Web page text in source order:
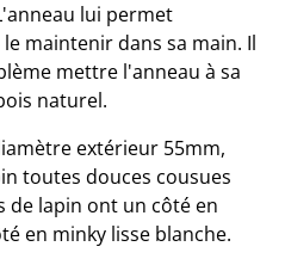
lui permet
maintenir dans sa main. Il
mettre l'anneau à sa
naturel.
extérieur 55mm,
toutes douces cousues
de lapin ont un côté en
en minky lisse blanche.